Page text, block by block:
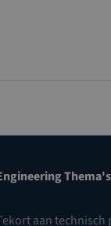
Thema's
aan technisch